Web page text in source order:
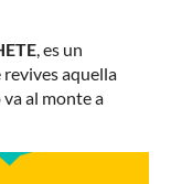
, es un
aquella
al monte a